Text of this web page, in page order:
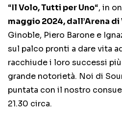
“Il Volo, Tutti per Uno“, in
maggio 2024, dall’Arena di
Ginoble, Piero Barone e
sul palco pronti a dare vita
racchiude i loro successi
grande notorietà. Noi di
puntata con il nostro
21.30 circa.